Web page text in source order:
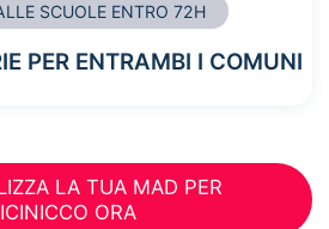
SCUOLE ENTRO 72H
PER ENTRAMBI I COMUNI
LA TUA MAD PER
ORA